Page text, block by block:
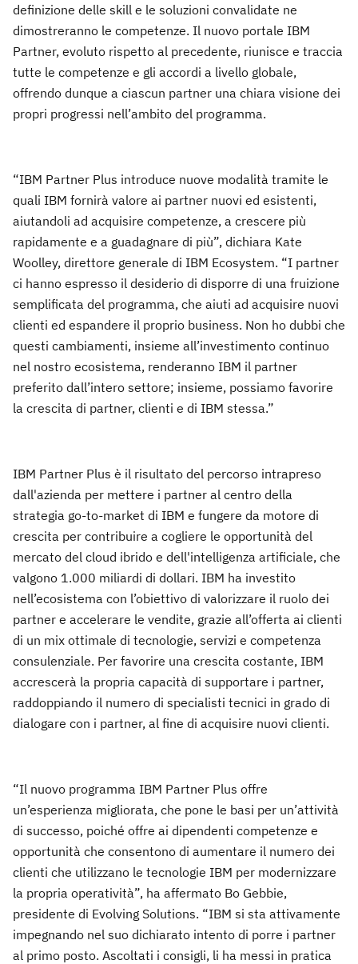
definizione delle skill e le soluzioni convalidate ne
dimostreranno le competenze. Il nuovo portale IBM
Partner, evoluto rispetto al precedente, riunisce e traccia
tutte le competenze e gli accordi a livello globale,
offrendo dunque a ciascun partner una chiara visione dei
propri progressi nell’ambito del programma.
“IBM Partner Plus introduce nuove modalità tramite le
quali IBM fornirà valore ai partner nuovi ed esistenti,
aiutandoli ad acquisire competenze, a crescere più
rapidamente e a guadagnare di più”, dichiara Kate
Woolley, direttore generale di IBM Ecosystem. “I partner
ci hanno espresso il desiderio di disporre di una fruizione
semplificata del programma, che aiuti ad acquisire nuovi
clienti ed espandere il proprio business. Non ho dubbi che
questi cambiamenti, insieme all’investimento continuo
nel nostro ecosistema, renderanno IBM il partner
preferito dall’intero settore; insieme, possiamo favorire
la crescita di partner, clienti e di IBM stessa.”
IBM Partner Plus è il risultato del percorso intrapreso
dall'azienda per mettere i partner al centro della
strategia go-to-market di IBM e fungere da motore di
crescita per contribuire a cogliere le opportunità del
mercato del cloud ibrido e dell'intelligenza artificiale, che
valgono 1.000 miliardi di dollari. IBM ha investito
nell’ecosistema con l’obiettivo di valorizzare il ruolo dei
partner e accelerare le vendite, grazie all’offerta ai clienti
di un mix ottimale di tecnologie, servizi e competenza
consulenziale. Per favorire una crescita costante, IBM
accrescerà la propria capacità di supportare i partner,
raddoppiando il numero di specialisti tecnici in grado di
dialogare con i partner, al fine di acquisire nuovi clienti.
“Il nuovo programma IBM Partner Plus offre
un’esperienza migliorata, che pone le basi per un’attività
di successo, poiché offre ai dipendenti competenze e
opportunità che consentono di aumentare il numero dei
clienti che utilizzano le tecnologie IBM per modernizzare
la propria operatività”, ha affermato Bo Gebbie,
presidente di Evolving Solutions. “IBM si sta attivamente
impegnando nel suo dichiarato intento di porre i partner
al primo posto. Ascoltati i consigli, li ha messi in pratica